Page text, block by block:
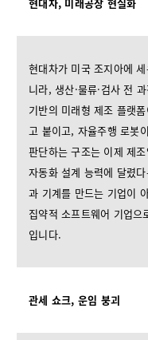
현대차, 미래공장 현실화
현대차가 미국 조지아에
니라, 생산·물류·검사 전
기반의 미래형 제조 플랫
고 붙이고, 자율주행 로봇
판단하는 구조는 이제 제
자동화 설계 능력에 달렸
과 기계를 만드는 기업이
집약적 소프트웨어 기업
입니다.
관세 쇼크, 운임 붕괴